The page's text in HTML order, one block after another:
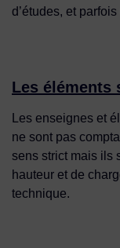
d’études, et
Les éléments
Les enseignes et
ne sont pas
sens strict mais ils
hauteur et de
technique.